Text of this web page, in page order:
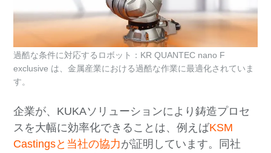
企業が、KUKAソリューションにより鋳造プロセ
スを大幅に効率化できることは、例えばKSM
Castingsと当社の協力が証明しています。同社
過酷な条件に対応するロボット：KR QUANTEC nano F
exclusive は、金属産業における過酷な作業に最適化されていま
す。